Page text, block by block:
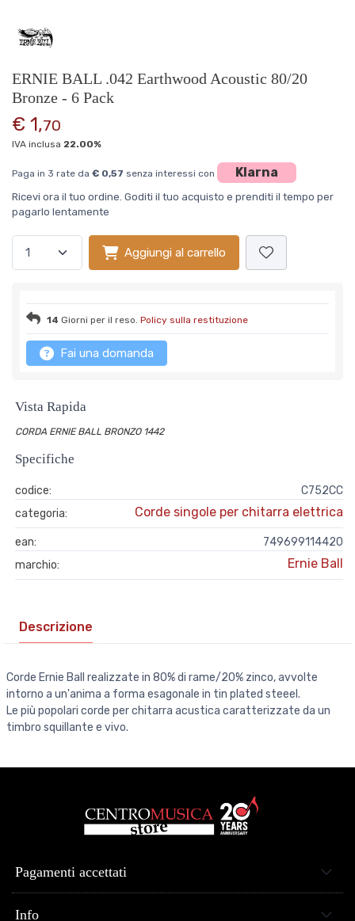
ERNIE BALL .042 Earthwood Acoustic 80/20
Bronze - 6 Pack
€ 1,70
IVA inclusa 22.00%
Paga in 3 rate da € 0,57 senza interessi con Klarna
Ricevi ora il tuo ordine. Goditi il tuo acquisto e prenditi il tempo per
pagarlo lentamente
Aggiungi al carrello
14 Giorni per il reso. Policy sulla restituzione
Fai una domanda
Vista Rapida
CORDA ERNIE BALL BRONZO 1442
Specifiche
codice:
C752CC
categoria:
Corde singole per chitarra elettrica
ean:
749699114420
marchio:
Ernie Ball
Descrizione
Corde Ernie Ball realizzate in 80% di rame/20% zinco, avvolte
intorno a un'anima a forma esagonale in tin plated steeel.
Le più popolari corde per chitarra acustica caratterizzate da un
timbro squillante e vivo.
Pagamenti accettati
Info